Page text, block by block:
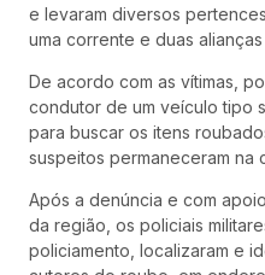
e levaram diversos
uma corrente e duas
De acordo com as vítimas,
condutor de um veículo tipo
para buscar os itens
suspeitos permaneceram na
Após a denúncia e com
da região, os policiais
policiamento, localizaram e